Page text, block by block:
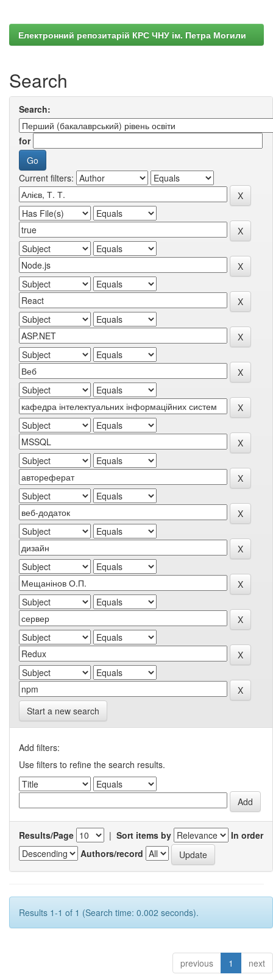
Електронний репозитарій КРС ЧНУ ім. Петра Могили
Search
Search:
for
Current filters:
Start a new search
Add filters:
Use filters to refine the search results.
Results/Page | Sort items by
In order
Authors/record
Results 1-1 of 1 (Search time: 0.002 seconds).
previous 1 next